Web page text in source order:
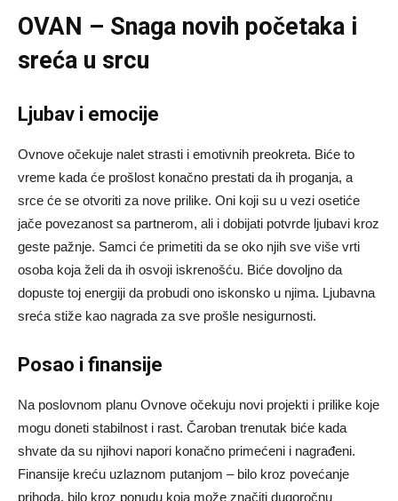
OVAN – Snaga novih početaka i
sreća u srcu
Ljubav i emocije
Ovnove očekuje nalet strasti i emotivnih preokreta. Biće to
vreme kada će prošlost konačno prestati da ih proganja, a
srce će se otvoriti za nove prilike. Oni koji su u vezi osetiće
jače povezanost sa partnerom, ali i dobijati potvrde ljubavi kroz
geste pažnje. Samci će primetiti da se oko njih sve više vrti
osoba koja želi da ih osvoji iskrenošću. Biće dovoljno da
dopuste toj energiji da probudi ono iskonsko u njima. Ljubavna
sreća stiže kao nagrada za sve prošle nesigurnosti.
Posao i finansije
Na poslovnom planu Ovnove očekuju novi projekti i prilike koje
mogu doneti stabilnost i rast. Čaroban trenutak biće kada
shvate da su njihovi napori konačno primećeni i nagrađeni.
Finansije kreću uzlaznom putanjom – bilo kroz povećanje
prihoda, bilo kroz ponudu koja može značiti dugoročnu